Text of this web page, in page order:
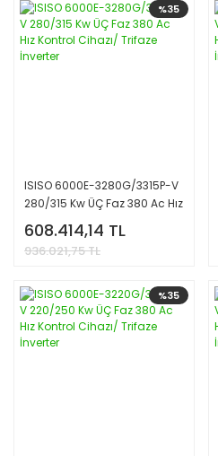
%35
ISISO 6000E-3280G/3315P-V
280/315 Kw ÜÇ Faz 380 Ac Hız
Kontrol Cihazı/ Trifaze
İnverter
608.414,14 TL
936.021,75 TL
%35